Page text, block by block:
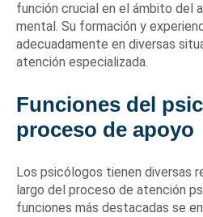
función crucial en el ámbito del
mental. Su formación y
adecuadamente en diversas
atención especializada.
Funciones del
proceso de apoyo
Los psicólogos tienen diversas
largo del proceso de atención
funciones más destacadas se